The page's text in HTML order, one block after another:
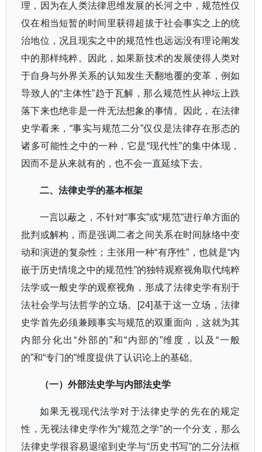
理，因为在人类法律思维发展的长河之中，规范性仅
仅在相当短暂的时间里获得超拔于社会事实之上的统
治地位，况且现实之中的规范性也远远没有理论阐发
中的那样纯粹。因此，如果新技术的发展使得人类对
于自身与外界关系的认知发生天翻地覆的变革，例如
导致人的“主体性”趋于瓦解，那么规范性从神坛上跌
落下来也绝非是一件无法想象的事情。因此，在法律
史学看来， “事实与规范二分”仅仅是法律存在形态的
诸多可能性之中的一种，它是“现代性”的集中体现，
因而不是从来就有的，也不会一直延续下去。
二、法律史学的基本框架
一言以蔽之，不针对“事实”或“规范”进行单方面的
批判或解构，而是强调二者之间关系在时间脉络中变
动和演进的复杂性；主张用一种“有序性” ，也就是“内
嵌于历史情境之中的规范性”的独特观察视角取代纯粹
法学或一般史学的观察视角，形成了法律史学有别于
法社会学与法哲学的立场。
[24]基于这一立场，法律
史学首先必须兼顾事实与规范的双重面向，这就为其
内部分化出 “外部的”和“内部的”维度，以及“一般
的”和“专门的”维度提供了认识论上的基础。
（一）外部法史学与内部法史学
如果无视现代法学对于法律史学的先在的规定
性，无视法律史学作为“规范之学”的一个分支，那么
法律史学很容易退缩到史学与“历史书写”的二分法框